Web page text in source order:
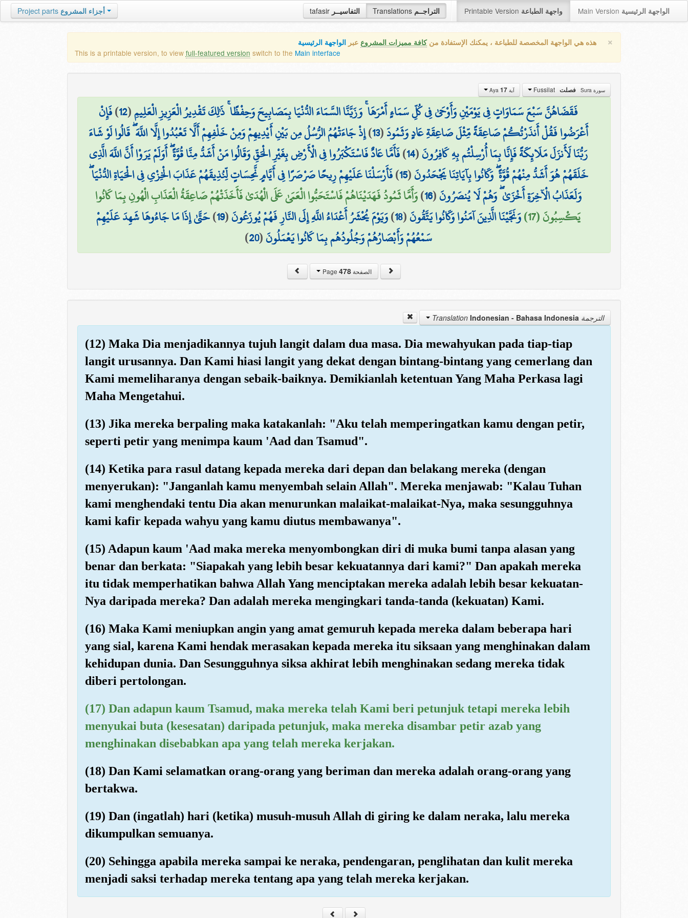
tafasir التفاسيــر Translations التراجــم Printable Version واجهة الطباعة Main Version الواجهة الرئيسية Project parts أجزاء المشروع
× هذه هي الواجهة المخصصة للطباعة ، يمكنك الإستفادة منكافة مميزات المشروع عبر الواجهة الرئيسية
This is a printable version, to view full-featured version switch to the Main interface
سورة Sura فصلت آية Aya 17
فَقَضَاهُنَّ سَبْعَ سَمَاوَاتٍ فِي يَوْمَيْنِ وَأَوْحَىٰ فِي كُلِّ سَمَاءٍ أَمْرَهَا ۚ وَزَيَّنَّا السَّمَاءَ الدُّنْيَا بِمَصَابِيحَ وَحِفْظًا ۚ ذَٰلِكَ تَقْدِيرُ الْعَزِيزِ الْعَلِيمِ(
12
)فَإِنْ
أَعْرَضُوا فَقُلْ أَنذَرْتُكُمْ صَاعِقَةً مِّثْلَ صَاعِقَةِ عَادٍ وَثَمُودَ(
13
)إِذْ جَاءَتْهُمُ الرُّسُلُ مِن بَيْنِ أَيْدِيهِمْ وَمِنْ خَلْفِهِمْ أَلَّا تَعْبُدُوا إِلَّا اللَّهَ ۖ قَالُوا لَوْ شَاءَ
رَبُّنَا لَأَنزَلَ مَلَائِكَةً فَإِنَّا بِمَا أُرْسِلْتُم بِهِ كَافِرُونَ(
14
)فَأَمَّا عَادٌ فَاسْتَكْبَرُوا فِي الْأَرْضِ بِغَيْرِ الْحَقِّ وَقَالُوا مَنْ أَشَدُّ مِنَّا قُوَّةً ۖ أَوَلَمْ يَرَوْا أَنَّ اللَّهَ الَّذِي
خَلَقَهُمْ هُوَ أَشَدُّ مِنْهُمْ قُوَّةً ۖ وَكَانُوا بِآيَاتِنَا يَجْحَدُونَ(
15
)فَأَرْسَلْنَا عَلَيْهِمْ رِيحًا صَرْصَرًا فِي أَيَّامٍ نَّحِسَاتٍ لِّنُذِيقَهُمْ عَذَابَ الْخِزْيِ فِي الْحَيَاةِ الدُّنْيَا ۖ
وَلَعَذَابُ الْآخِرَةِ أَخْزَىٰ ۖ وَهُمْ لَا يُنصَرُونَ(
16
)وَأَمَّا ثَمُودُ فَهَدَيْنَاهُمْ فَاسْتَحَبُّوا الْعَمَىٰ عَلَى الْهُدَىٰ فَأَخَذَتْهُمْ صَاعِقَةُ الْعَذَابِ الْهُونِ بِمَا كَانُوا
يَكْسِبُونَ (17)
وَنَجَّيْنَا الَّذِينَ آمَنُوا وَكَانُوا يَتَّقُونَ(
18
)وَيَوْمَ يُحْشَرُ أَعْدَاءُ اللَّهِ إِلَى النَّارِ فَهُمْ يُوزَعُونَ(
19
)حَتَّىٰ إِذَا مَا جَاءُوهَا شَهِدَ عَلَيْهِمْ
سَمْعُهُمْ وَأَبْصَارُهُمْ وَجُلُودُهُم بِمَا كَانُوا يَعْمَلُونَ(
20
)
الصفحة Page478
الترجمة Translation Indonesian - Bahasa Indonesia
(12) Maka Dia menjadikannya tujuh langit dalam dua masa. Dia mewahyukan pada tiap-tiap
langit urusannya. Dan Kami hiasi langit yang dekat dengan bintang-bintang yang cemerlang dan
Kami memeliharanya dengan sebaik-baiknya. Demikianlah ketentuan Yang Maha Perkasa lagi
Maha Mengetahui.
(13) Jika mereka berpaling maka katakanlah: "Aku telah memperingatkan kamu dengan petir,
seperti petir yang menimpa kaum 'Aad dan Tsamud".
(14) Ketika para rasul datang kepada mereka dari depan dan belakang mereka (dengan
menyerukan): "Janganlah kamu menyembah selain Allah". Mereka menjawab: "Kalau Tuhan
kami menghendaki tentu Dia akan menurunkan malaikat-malaikat-Nya, maka sesungguhnya
kami kafir kepada wahyu yang kamu diutus membawanya".
(15) Adapun kaum 'Aad maka mereka menyombongkan diri di muka bumi tanpa alasan yang
benar dan berkata: "Siapakah yang lebih besar kekuatannya dari kami?" Dan apakah mereka
itu tidak memperhatikan bahwa Allah Yang menciptakan mereka adalah lebih besar kekuatan-
Nya daripada mereka? Dan adalah mereka mengingkari tanda-tanda (kekuatan) Kami.
(16) Maka Kami meniupkan angin yang amat gemuruh kepada mereka dalam beberapa hari
yang sial, karena Kami hendak merasakan kepada mereka itu siksaan yang menghinakan dalam
kehidupan dunia. Dan Sesungguhnya siksa akhirat lebih menghinakan sedang mereka tidak
diberi pertolongan.
(17) Dan adapun kaum Tsamud, maka mereka telah Kami beri petunjuk tetapi mereka lebih
menyukai buta (kesesatan) daripada petunjuk, maka mereka disambar petir azab yang
menghinakan disebabkan apa yang telah mereka kerjakan.
(18) Dan Kami selamatkan orang-orang yang beriman dan mereka adalah orang-orang yang
bertakwa.
(19) Dan (ingatlah) hari (ketika) musuh-musuh Allah di giring ke dalam neraka, lalu mereka
dikumpulkan semuanya.
(20) Sehingga apabila mereka sampai ke neraka, pendengaran, penglihatan dan kulit mereka
menjadi saksi terhadap mereka tentang apa yang telah mereka kerjakan.